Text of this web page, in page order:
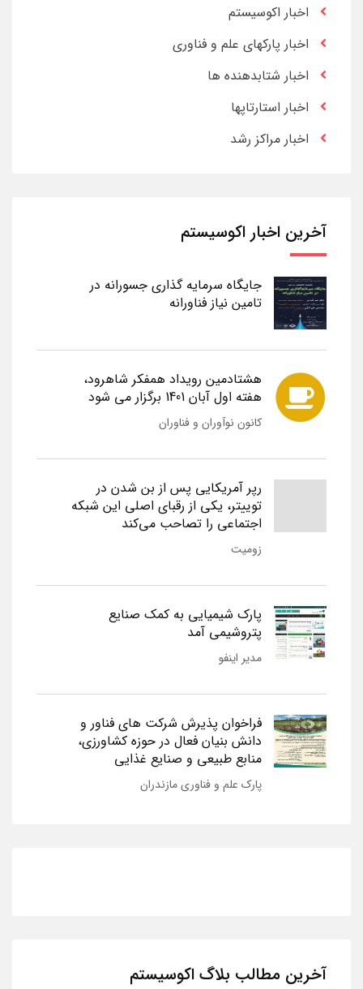
اخبار اکوسیستم
اخبار پارکهای علم و فناوری
اخبار شتابدهنده ها
اخبار استارتاپها
اخبار مراکز رشد
آخرین اخبار اکوسیستم
جایگاه سرمایه گذاری جسورانه در
تامین نیاز فناورانه
هشتادمین رویداد همفکر شاهرود،
هفته اول آبان 1401 برگزار می شود
کانون نوآوران و فناوران
رپر آمریکایی پس از بن شدن در
توییتر، یکی از رقبای اصلی این شبکه
اجتماعی را تصاحب می‌کند
زومیت
پارک شیمیایی به کمک صنایع
پتروشیمی آمد
مدیر اینفو
فراخوان پذیرش شرکت های فناور و
دانش بنیان فعال در حوزه کشاورزی،
منابع طبیعی و صنایع غذایی
پارک علم و فناوری مازندران
آخرین مطالب بلاگ اکوسیستم